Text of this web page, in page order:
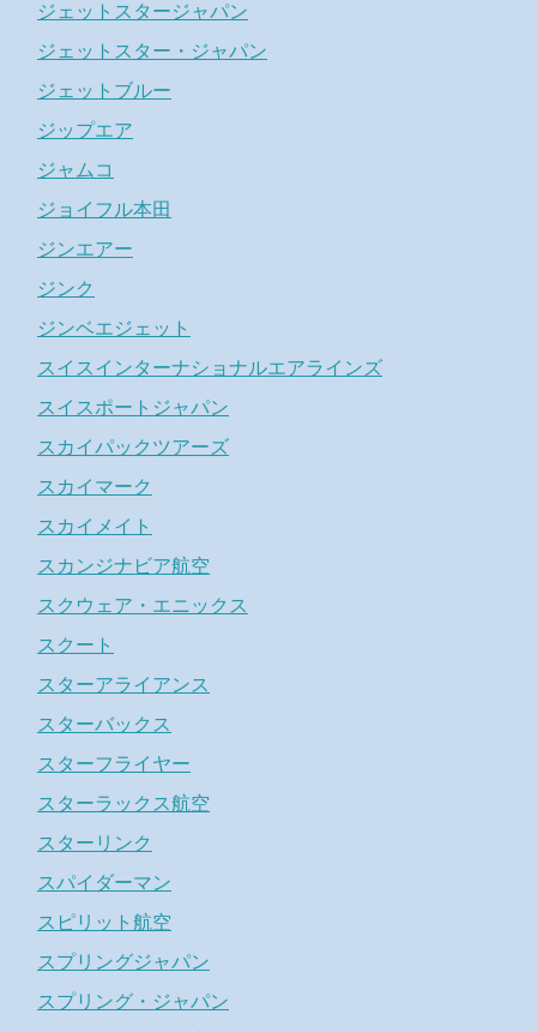
ジェットスタージャパン
ジェットスター・ジャパン
ジェットブルー
ジップエア
ジャムコ
ジョイフル本田
ジンエアー
ジンク
ジンベエジェット
スイスインターナショナルエアラインズ
スイスポートジャパン
スカイパックツアーズ
スカイマーク
スカイメイト
スカンジナビア航空
スクウェア・エニックス
スクート
スターアライアンス
スターバックス
スターフライヤー
スターラックス航空
スターリンク
スパイダーマン
スピリット航空
スプリングジャパン
スプリング・ジャパン